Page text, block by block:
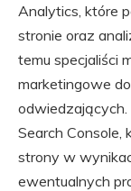
Analytics, które
stronie oraz
temu specjaliści
marketingowe
odwiedzających.
Search Console,
strony w
ewentualnych